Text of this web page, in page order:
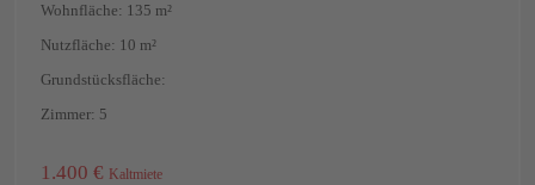
Wohnfläche: 135 m²
Nutzfläche: 10 m²
Grundstücksfläche:
Zimmer: 5
1.400 € Kaltmiete